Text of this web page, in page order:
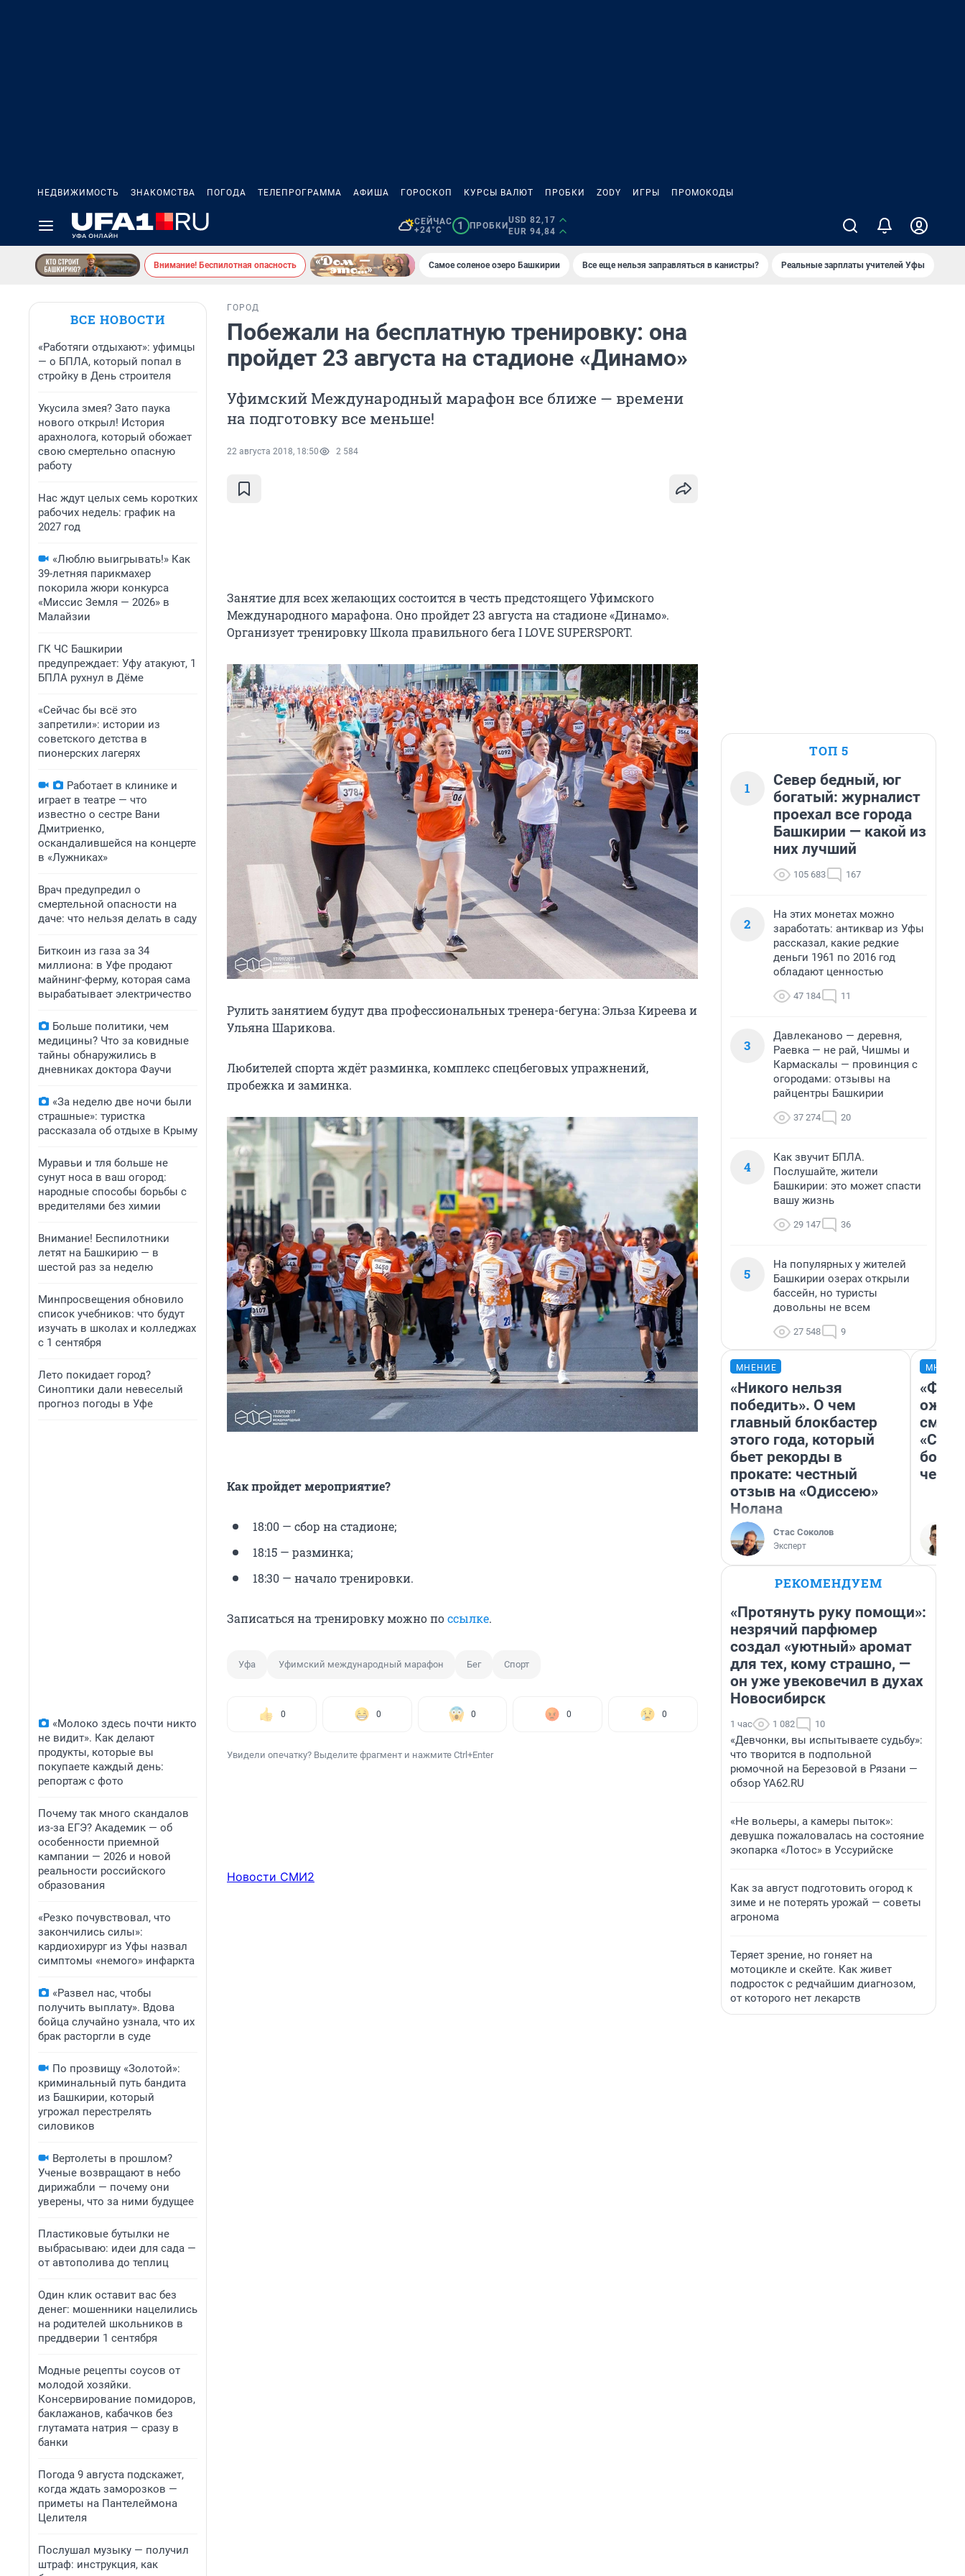
НЕДВИЖИМОСТЬ ЗНАКОМСТВА ПОГОДА ТЕЛЕПРОГРАММА АФИША ГОРОСКОП КУРСЫ ВАЛЮТ ПРОБКИ ZODY ИГРЫ ПРОМОКОДЫ
СЕЙЧАС
+24°C
1 ПРОБКИ
USD 82,17
EUR 94,84
Внимание! Беспилотная опасность Самое соленое озеро Башкирии Все еще нельзя заправляться в канистры? Реальные зарплаты учителей Уфы
ВСЕ НОВОСТИ
«Работяги отдыхают»: уфимцы
— о БПЛА, который попал в
стройку в День строителя
Укусила змея? Зато паука
нового открыл! История
арахнолога, который обожает
свою смертельно опасную
работу
Нас ждут целых семь коротких
рабочих недель: график на
2027 год
«Люблю выигрывать!» Как
39-летняя парикмахер
покорила жюри конкурса
«Миссис Земля — 2026» в
Малайзии
ГК ЧС Башкирии
предупреждает: Уфу атакуют, 1
БПЛА рухнул в Дёме
«Сейчас бы всё это
запретили»: истории из
советского детства в
пионерских лагерях
Работает в клинике и
играет в театре — что
известно о сестре Вани
Дмитриенко,
оскандалившейся на концерте
в «Лужниках»
Врач предупредил о
смертельной опасности на
даче: что нельзя делать в саду
Биткоин из газа за 34
миллиона: в Уфе продают
майнинг-ферму, которая сама
вырабатывает электричество
Больше политики, чем
медицины? Что за ковидные
тайны обнаружились в
дневниках доктора Фаучи
«За неделю две ночи были
страшные»: туристка
рассказала об отдыхе в Крыму
Муравьи и тля больше не
сунут носа в ваш огород:
народные способы борьбы с
вредителями без химии
Внимание! Беспилотники
летят на Башкирию — в
шестой раз за неделю
Минпросвещения обновило
список учебников: что будут
изучать в школах и колледжах
с 1 сентября
Лето покидает город?
Синоптики дали невеселый
прогноз погоды в Уфе
«Молоко здесь почти никто
не видит». Как делают
продукты, которые вы
покупаете каждый день:
репортаж с фото
Почему так много скандалов
из-за ЕГЭ? Академик — об
особенности приемной
кампании — 2026 и новой
реальности российского
образования
«Резко почувствовал, что
закончились силы»:
кардиохирург из Уфы назвал
симптомы «немого» инфаркта
«Развел нас, чтобы
получить выплату». Вдова
бойца случайно узнала, что их
брак расторгли в суде
По прозвищу «Золотой»:
криминальный путь бандита
из Башкирии, который
угрожал перестрелять
силовиков
Вертолеты в прошлом?
Ученые возвращают в небо
дирижабли — почему они
уверены, что за ними будущее
Пластиковые бутылки не
выбрасываю: идеи для сада —
от автополива до теплиц
Один клик оставит вас без
денег: мошенники нацелились
на родителей школьников в
преддверии 1 сентября
Модные рецепты соусов от
молодой хозяйки.
Консервирование помидоров,
баклажанов, кабачков без
глутамата натрия — сразу в
банки
Погода 9 августа подскажет,
когда ждать заморозков —
приметы на Пантелеймона
Целителя
Послушал музыку — получил
штраф: инструкция, как
ГОРОД
Побежали на бесплатную тренировку: она
пройдет 23 августа на стадионе «Динамо»
Уфимский Международный марафон все ближе — времени
на подготовку все меньше!
22 августа 2018, 18:50 2 584
Занятие для всех желающих состоится в честь предстоящего Уфимского
Международного марафона. Оно пройдет 23 августа на стадионе «Динамо».
Организует тренировку Школа правильного бега I LOVE SUPERSPORT.
Рулить занятием будут два профессиональных тренера-бегуна: Эльза Киреева и
Ульяна Шарикова.
Любителей спорта ждёт разминка, комплекс спецбеговых упражнений,
пробежка и заминка.
Как пройдет мероприятие?
18:00 — сбор на стадионе;
18:15 — разминка;
18:30 — начало тренировки.
Записаться на тренировку можно поссылке.
Уфа Уфимский международный марафон Бег Спорт
0 0 0 0 0
Увидели опечатку? Выделите фрагмент и нажмите Ctrl+Enter
Новости СМИ2
ТОП 5
1
Север бедный, юг
богатый: журналист
проехал все города
Башкирии — какой из
них лучший
105 683 167
2
На этих монетах можно
заработать: антиквар из Уфы
рассказал, какие редкие
деньги 1961 по 2016 год
обладают ценностью
47 184 11
3
Давлеканово — деревня,
Раевка — не рай, Чишмы и
Кармаскалы — провинция с
огородами: отзывы на
райцентры Башкирии
37 274 20
4
Как звучит БПЛА.
Послушайте, жители
Башкирии: это может спасти
вашу жизнь
29 147 36
5
На популярных у жителей
Башкирии озерах открыли
бассейн, но туристы
довольны не всем
27 548 9
МНЕНИЕ
«Никого нельзя
победить». О чем
главный блокбастер
этого года, который
бьет рекорды в
прокате: честный
отзыв на «Одиссею»
Нолана
Стас Соколов
Эксперт
РЕКОМЕНДУЕМ
«Протянуть руку помощи»:
незрячий парфюмер
создал «уютный» аромат
для тех, кому страшно, —
он уже увековечил в духах
Новосибирск
1 час 1 082 10
«Девчонки, вы испытываете судьбу»:
что творится в подпольной
рюмочной на Березовой в Рязани —
обзор YA62.RU
«Не вольеры, а камеры пыток»:
девушка пожаловалась на состояние
экопарка «Лотос» в Уссурийске
Как за август подготовить огород к
зиме и не потерять урожай — советы
агронома
Теряет зрение, но гоняет на
мотоцикле и скейте. Как живет
подросток с редчайшим диагнозом,
от которого нет лекарств